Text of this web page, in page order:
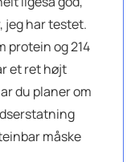
jeg har testet.
protein og 214
et ret højt
du planer om
måske